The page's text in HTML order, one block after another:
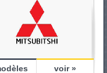
voir »